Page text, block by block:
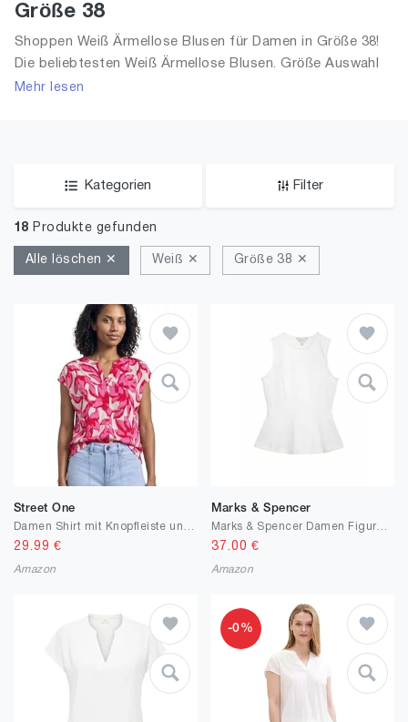
Größe 38
Shoppen Weiß Ärmellose Blusen für Damen in Größe 38!
Die beliebtesten Weiß Ärmellose Blusen. Größe Auswahl
an Weiß Ärmellose Blusen in Größe 38 und alle Trends aus
Mehr lesen
Kategorien Filter
18 Produkte gefunden
Alle löschen ✕ Weiß ✕ Größe 38 ✕
Street One
29.99 €
Amazon
Marks & Spencer
Marks & Spencer Damen Figurbetontes Ärmelloses Schößchen-Top – Mit Stretch
37.00 €
Amazon
-0%